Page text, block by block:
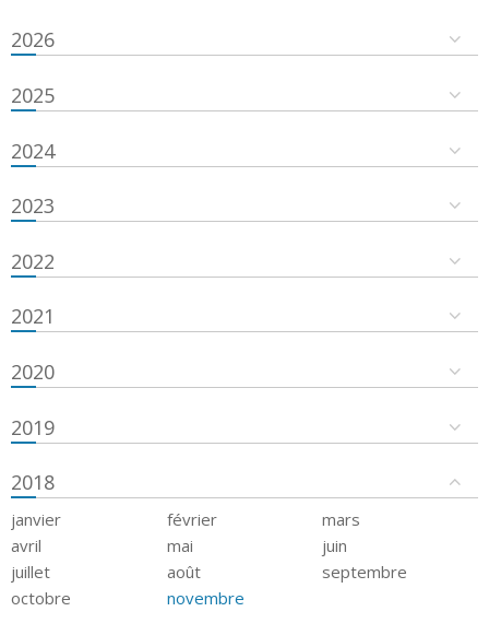
2026
2025
2024
2023
2022
2021
2020
2019
2018
janvier février
mars
avril
mai
juin
juillet
août
septembre
octobre
novembre